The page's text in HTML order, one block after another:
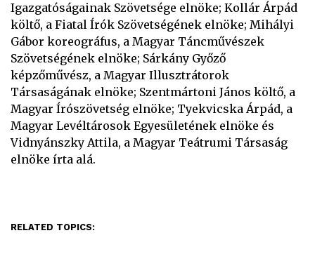
Igazgatóságainak Szövetsége elnöke; Kollár Árpád
költő, a Fiatal Írók Szövetségének elnöke; Mihályi
Gábor koreográfus, a Magyar Táncművészek
Szövetségének elnöke; Sárkány Győző
képzőművész, a Magyar Illusztrátorok
Társaságának elnöke; Szentmártoni János költő, a
Magyar Írószövetség elnöke; Tyekvicska Árpád, a
Magyar Levéltárosok Egyesületének elnöke és
Vidnyánszky Attila, a Magyar Teátrumi Társaság
elnöke írta alá.
RELATED TOPICS: